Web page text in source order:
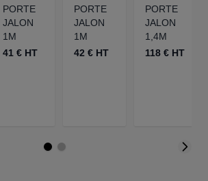
PORTE
JALON
1M
41 € HT
PORTE
JALON
1M
42 € HT
PORTE
JALON
1,4M
118 € HT